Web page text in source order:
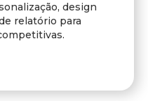
design
relatório para